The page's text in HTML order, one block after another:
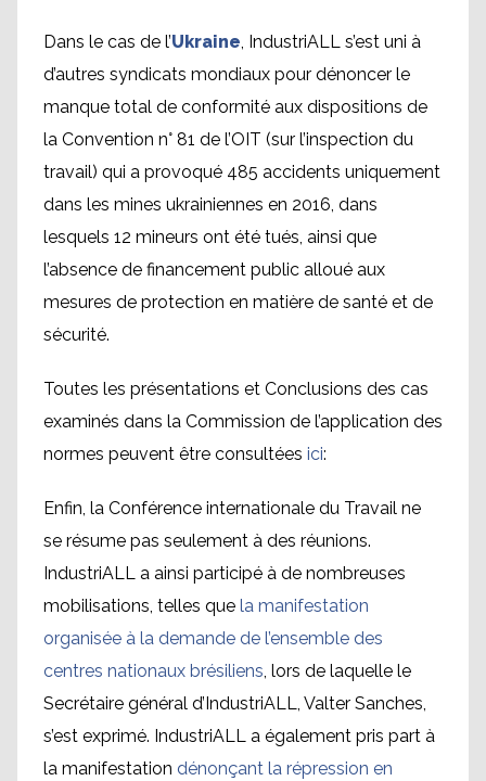
Dans le cas de l’Ukraine, IndustriALL s’est uni à
d’autres syndicats mondiaux pour dénoncer le
manque total de conformité aux dispositions de
la Convention n° 81 de l’OIT (sur l’inspection du
travail) qui a provoqué 485 accidents uniquement
dans les mines ukrainiennes en 2016, dans
lesquels 12 mineurs ont été tués, ainsi que
l’absence de financement public alloué aux
mesures de protection en matière de santé et de
sécurité.
Toutes les présentations et Conclusions des cas
examinés dans la Commission de l’application des
normes peuvent être consultées ici:
Enfin, la Conférence internationale du Travail ne
se résume pas seulement à des réunions.
IndustriALL a ainsi participé à de nombreuses
mobilisations, telles que la manifestation
organisée à la demande de l’ensemble des
centres nationaux brésiliens, lors de laquelle le
Secrétaire général d’IndustriALL, Valter Sanches,
s’est exprimé. IndustriALL a également pris part à
la manifestation dénonçant la répression en